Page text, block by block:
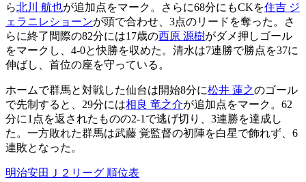
ら北川 航也が追加点をマーク。さらに68分にもCKを住吉 ジ
ェラニレショーンが頭で合わせ、3点のリードを奪った。さ
らに終了間際の82分には17歳の西原 源樹がダメ押しゴール
をマークし、4-0と快勝を収めた。清水は7連勝で勝点を37に
伸ばし、首位の座を守っている。
ホームで群馬と対戦した仙台は開始8分に松井 蓮之のゴール
で先制すると、29分には相良 竜之介が追加点をマーク。62
分に1点を返されたものの2-1で逃げ切り、3連勝を達成し
た。一方敗れた群馬は武藤 覚監督の初陣を白星で飾れず、6
連敗となった。
明治安田Ｊ２リーグ 順位表